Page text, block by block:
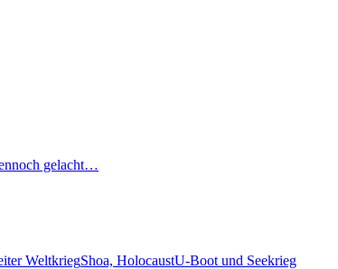
gelacht…
WeltkriegShoa, HolocaustU-Boot und Seekrieg